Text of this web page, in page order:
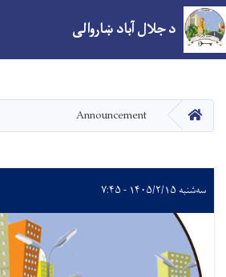
د جلال آباد ښاروالی
کور Announcement
سه‌شنبه ۱۴۰۵/۲/۱۵ - ۷:۴۵